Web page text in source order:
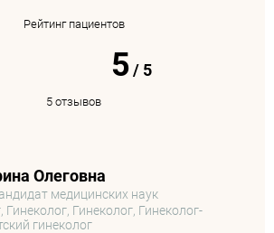
Рейтинг пациентов
5/5
5 отзывов
Олеговна
медицинских наук
Гинеколог, Гинеколог-
гинеколог